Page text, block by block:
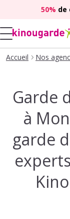
50% de
Accueil Nos
Garde
à
garde